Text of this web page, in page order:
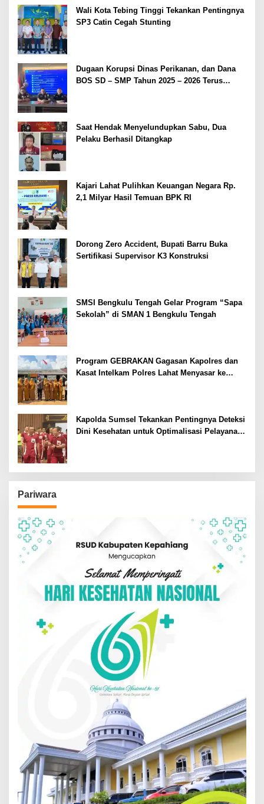
Wali Kota Tebing Tinggi Tekankan Pentingnya
SP3 Catin Cegah Stunting
Dugaan Korupsi Dinas Perikanan, dan Dana
BOS SD – SMP Tahun 2025 – 2026 Terus
Saat Hendak Menyelundupkan Sabu, Dua
Pelaku Berhasil Ditangkap
Kajari Lahat Pulihkan Keuangan Negara Rp.
2,1 Milyar Hasil Temuan BPK RI
Dorong Zero Accident, Bupati Barru Buka
Sertifikasi Supervisor K3 Konstruksi
SMSI Bengkulu Tengah Gelar Program “Sapa
Sekolah” di SMAN 1 Bengkulu Tengah
Program GEBRAKAN Gagasan Kapolres dan
Kasat Intelkam Polres Lahat Menyasar ke
Kapolda Sumsel Tekankan Pentingnya Deteksi
Dini Kesehatan untuk Optimalisasi Pelayanan
Pariwara